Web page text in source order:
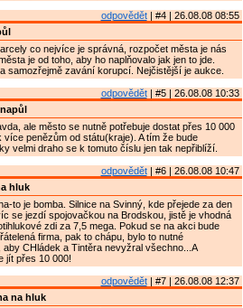
odpovědět| #4 | 26.08.08 08:55
co nejvíce je správná, rozpočet města je nás
je od toho, aby ho naplňovalo jak jen to jde.
samozřejmě zavání korupcí. Nejčistější je aukce.
odpovědět| #5 | 26.08.08 10:33
ale město se nutně potřebuje dostat přes 10 000
více penězům od státu(kraje). A tím že bude
velmi draho se k tomuto číslu jen tak nepřiblíží.
odpovědět| #6 | 26.08.08 10:47
hluk
to je bomba. Silnice na Svinný, kde přejede za den
se jezdí spojovačkou na Brodskou, jistě je vhodná
zdi za 7,5 mega. Pokud se na akci bude
firma, pak to chápu, bylo to nutné
CHládek a Tintěra nevyžral všechno...A
jít přes 10 000!
odpovědět| #7 | 26.08.08 12:37
na hluk